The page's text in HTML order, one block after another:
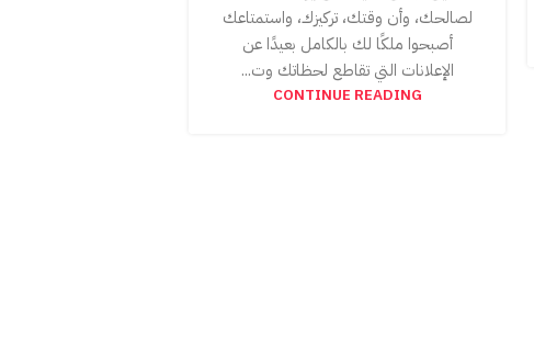
لصالحك، وأن وقتك، تركيزك، واستمتاعك
أصبحوا ملكًا لك بالكامل بعيدًا عن
الإعلانات التي تقاطع لحظاتك وت...
CONTINUE READING